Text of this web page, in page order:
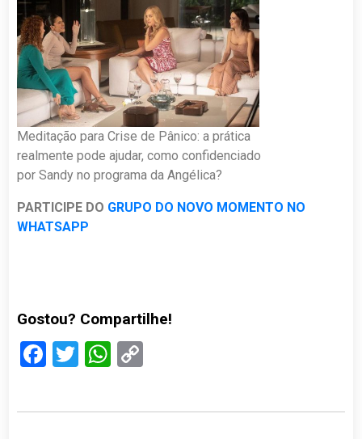
Meditação para Crise de Pânico: a prática
realmente pode ajudar, como confidenciado
por Sandy no programa da Angélica?
PARTICIPE DO GRUPO DO NOVO MOMENTO NO
WHATSAPP
Gostou? Compartilhe!
Facebook
TwitterWhatsApp